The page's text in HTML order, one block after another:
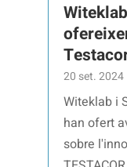
20 set. 2024
Witeklab i
han ofert
sobre